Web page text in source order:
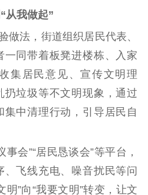
我做起”
法，街道组织居民代表、
一同带着板凳进楼栋、入家
集居民意见、宣传文明理
扔垃圾等不文明现象，通过
中清理行动，引导居民自
会”“居民恳谈会”等平台，
飞线充电、噪音扰民等问
明”向“我要文明”转变，让文